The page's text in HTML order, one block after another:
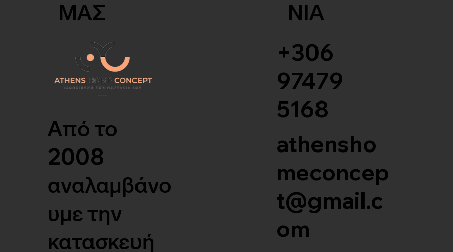
ΜΑΣ
Από το
2008
αναλαμβάνο
υμε την
κατασκευή
ΝΙΑ
+306
97479
5168
athensho
meconcep
t@gmail.c
om